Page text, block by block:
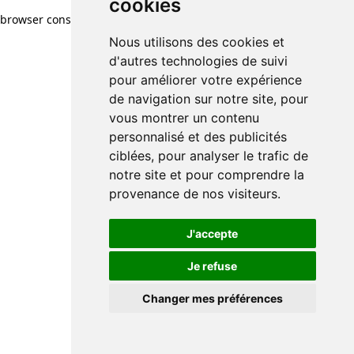
cookies
Nous utilisons des cookies et
d'autres technologies de suivi
pour améliorer votre expérience
de navigation sur notre site, pour
vous montrer un contenu
personnalisé et des publicités
ciblées, pour analyser le trafic de
notre site et pour comprendre la
provenance de nos visiteurs.
J'accepte
Je refuse
Changer mes préférences
browser console for more information)